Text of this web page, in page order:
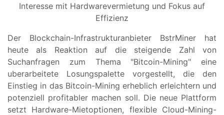
Interesse mit Hardwarevermietung und Fokus auf
Effizienz
Der Blockchain-Infrastrukturanbieter BstrMiner hat
heute als Reaktion auf die steigende Zahl von
Suchanfragen zum Thema "Bitcoin-Mining" eine
uberarbeitete Losungspalette vorgestellt, die den
Einstieg in das Bitcoin-Mining erheblich erleichtern und
potenziell profitabler machen soll. Die neue Plattform
setzt Hardware-Mietoptionen, flexible Cloud-Mining-